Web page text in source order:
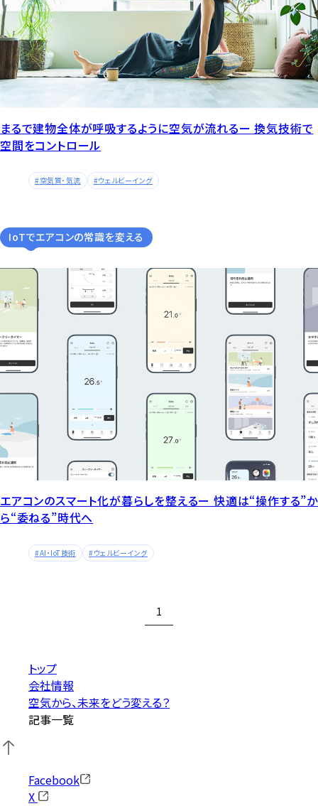
まるで建物全体が呼吸するように空気が流れるー 換気技術で
空間をコントロール
空気質・気流 ウェルビーイング
IoTでエアコンの常識を変える
エアコンのスマート化が暮らしを整えるー 快適は“操作する”か
ら“委ねる”時代へ
AI・IoT技術 ウェルビーイング
1
トップ
会社情報
空気から、未来をどう変える？
記事一覧
Facebook
X